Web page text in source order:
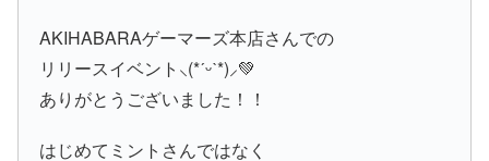
AKIHABARAゲーマーズ本店さんでの
リリースイベント⸜(*ˊᵕˋ*)⸝💚
ありがとうございました！！
はじめてミントさんではなく